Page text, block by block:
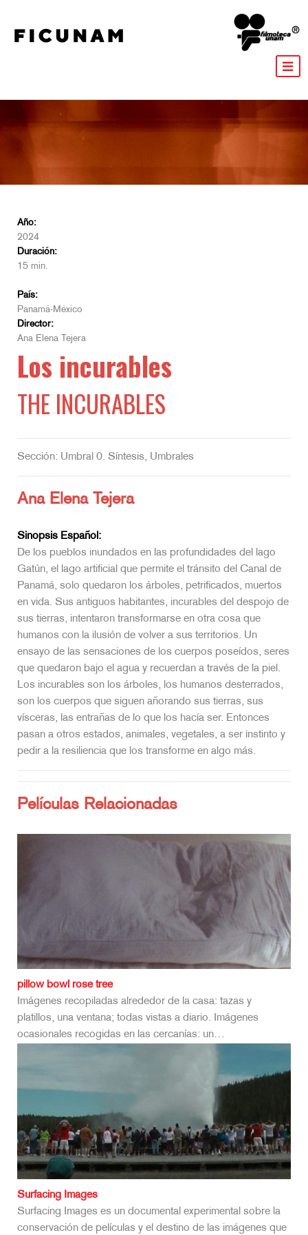
Año:
2024
Duración:
15 min.
País:
Panamá-México
Director:
Ana Elena Tejera
Los incurables
THE INCURABLES
Sección: Umbral 0. Síntesis, Umbrales
Ana Elena Tejera
Sinopsis Español:
De los pueblos inundados en las profundidades del lago
Gatún, el lago artificial que permite el tránsito del Canal de
Panamá, solo quedaron los árboles, petrificados, muertos
en vida. Sus antiguos habitantes, incurables del despojo de
sus tierras, intentaron transformarse en otra cosa que
humanos con la ilusión de volver a sus territorios. Un
ensayo de las sensaciones de los cuerpos poseídos, seres
que quedaron bajo el agua y recuerdan a través de la piel.
Los incurables son los árboles, los humanos desterrados,
son los cuerpos que siguen añorando sus tierras, sus
vísceras, las entrañas de lo que los hacía ser. Entonces
pasan a otros estados, animales, vegetales, a ser instinto y
pedir a la resiliencia que los transforme en algo más.
Películas Relacionadas
pillow bowl rose tree
Imágenes recopiladas alrededor de la casa: tazas y
platillos, una ventana; todas vistas a diario. Imágenes
ocasionales recogidas en las cercanías: un…
Surfacing Images
Surfacing Images es un documental experimental sobre la
conservación de películas y el destino de las imágenes que